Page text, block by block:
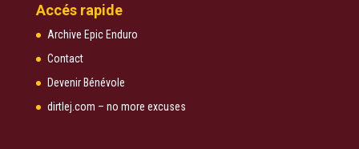
Accés rapide
Archive Epic Enduro
Contact
Devenir Bénévole
dirtlej.com – no more excuses